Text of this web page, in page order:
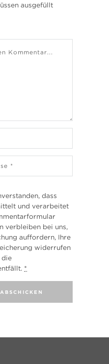
ausgefüllt
dass
und verarbeitet
verbleiben bei uns,
auffordern, Ihre
widerrufen
die
*